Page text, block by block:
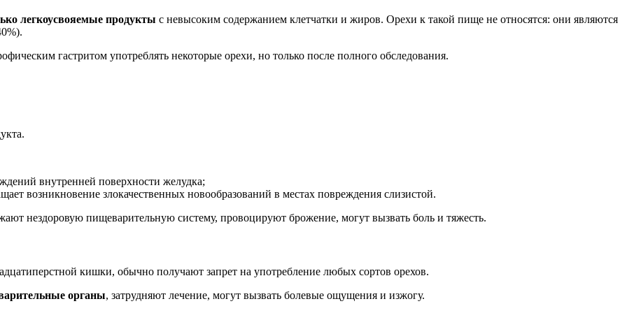
легкоусвояемые продукты с невысоким содержанием клетчатки и жиров. Орехи к такой пище не относятся: они являются
гастритом употреблять некоторые орехи, но только после полного обследования.
внутренней поверхности желудка;
возникновение злокачественных новообразований в местах повреждения слизистой.
нездоровую пищеварительную систему, провоцируют брожение, могут вызвать боль и тяжесть.
кишки, обычно получают запрет на употребление любых сортов орехов.
органы, затрудняют лечение, могут вызвать болевые ощущения и изжогу.